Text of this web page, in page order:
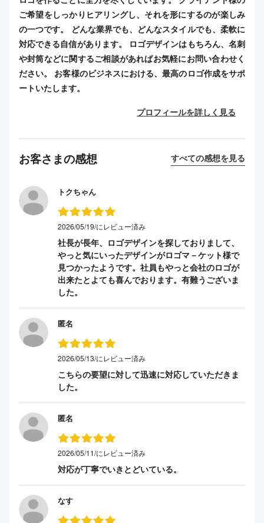
ご希望をしっかりヒアリングし、それを形にするのが楽しみ
の一つです。 どんな業界でも、どんなスタイルでも、柔軟に
対応できる自信があります。 ロゴデザインはもちろん、名刺
や封筒などに関するご相談があればお気軽にお問い合わせく
ださい。 お客様のビジネスにおける、最高のロゴ作成をサポ
ートいたします。
プロフィールを詳しく見る
お客さまの感想 すべての感想を見る
トクちゃん
2026/05/19/にレビュー済み
社長が長年、ロゴデザインを探しておりまして、
やっと気にいったデザインがロゴマ－ケット様で
見つかったようです。社員もやっと会社のロゴが
出来たとよても喜んでおります。有難うございま
した。
匿名
2026/05/13/にレビュー済み
こちらの要望に対して迅速に対応していただきま
した。
匿名
2026/05/11/にレビュー済み
対応が丁寧でいきとどいている。
なす